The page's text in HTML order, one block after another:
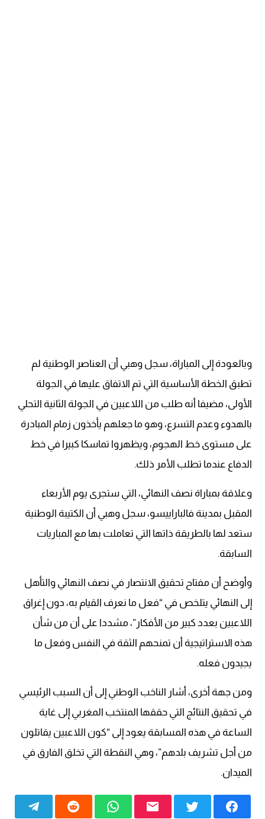
وبالعودة إلى المباراة، سجل وهبي أن العناصر الوطنية لم
تطبق الخطة الأساسية التي تم الاتفاق عليها في الجولة
الأولى، مضيفا أنه طلب من اللاعبين في الجولة الثانية التحلي
بالهدوء وعدم التسرع، وهو ما جعلهم يأخذون زمام المبادرة
على مستوى خط الهجوم، ويظهروا تماسكا كبيرا في خط
الدفاع عندما تطلب الأمر ذلك.
وعلاقة بمباراة نصف النهائي، التي ستجرى يوم الأربعاء
المقبل بمدينة فالباراييسو، سجل وهبي أن الكتيبة الوطنية
ستعد لها بالطريقة ذاتها التي تعاملت بها مع المباريات
السابقة.
وأوضح أن مفتاح تحقيق الانتصار في نصف النهائي والتأهل
إلى النهائي يتلخص في “فعل ما نعرف القيام به، دون إغراق
اللاعبين بعدد كبير من الأفكار”، مشددا على أن من شأن
هذه الاستراتيجية أن تمنحهم الثقة في النفس وفعل ما
يجيدون فعله.
ومن جهة أخرى، أشار الناخب الوطني إلى أن السبب الرئيسي
في تحقيق النتائج التي حققها المنتخب المغربي إلى غاية
الساعة في هذه المسابقة يعود إلى “كون اللاعبين يقاتلون
من أجل تشريف بلدهم”، وهي النقطة التي تخلق الفارق في
الميدان.